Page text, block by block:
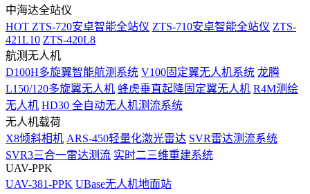
中海达全站仪
HOT ZTS-720安卓智能全站仪 ZTS-710安卓智能全站仪 ZTS-
421L10 ZTS-420L8
航测无人机
D100H多旋翼智能航测系统 V100固定翼无人机系统 龙腾
L150/120多旋翼无人机 蜂虎垂直起降固定翼无人机 R4M测绘
无人机 HD30 全自动无人机测流系统
无人机载荷
X8倾斜相机 ARS-450轻量化激光雷达 SVR雷达测流系统
SVR3三合一雷达测流 实时二三维重建系统
UAV-PPK
UAV-381-PPK UBase无人机地面站